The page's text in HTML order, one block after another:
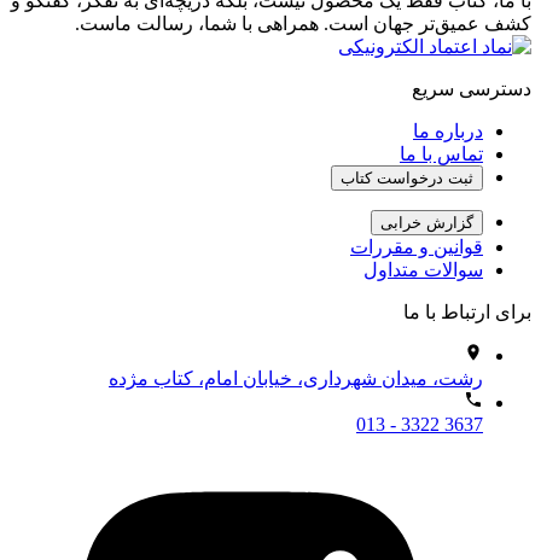
کشف عمیق‌تر جهان است. همراهی با شما، رسالت ماست.
دسترسی سریع
درباره ما
تماس با ما
ثبت درخواست کتاب
گزارش خرابی
قوانین و مقررات
سوالات متداول
برای ارتباط با ما
رشت، میدان شهرداری، خیابان امام، کتاب مژده
013 - 3322 3637